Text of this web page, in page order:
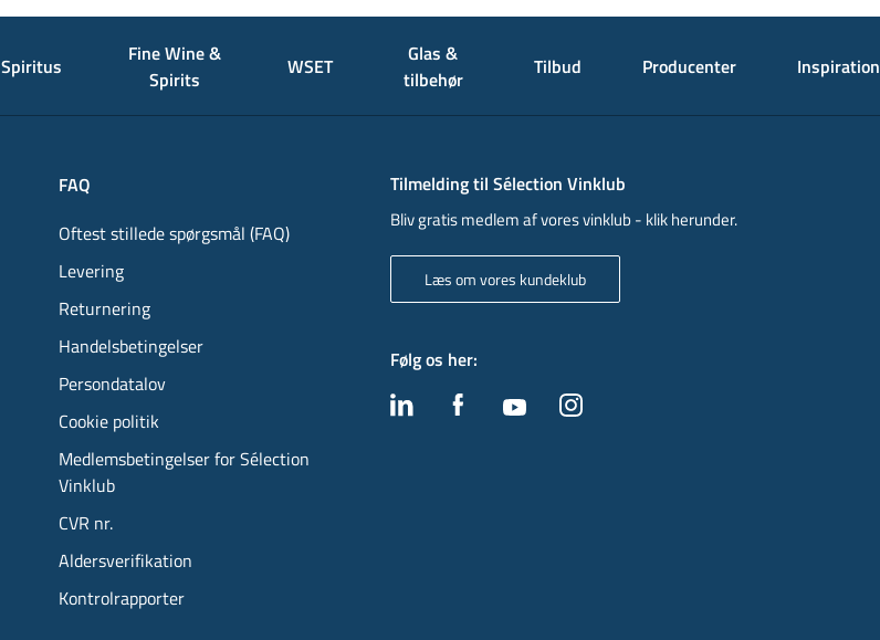
Spiritus
Fine Wine &
Spirits
WSET
Glas &
tilbehør
Tilbud Producenter Inspiration
FAQ
Oftest stillede spørgsmål (FAQ)
Levering
Returnering
Handelsbetingelser
Persondatalov
Cookie politik
Medlemsbetingelser for Sélection
Vinklub
CVR nr.
Aldersverifikation
Kontrolrapporter
Tilmelding til Sélection Vinklub
Bliv gratis medlem af vores vinklub - klik herunder.
Læs om vores kundeklub
Følg os her: